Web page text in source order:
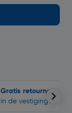
Gratis retourneren
in de vestigingen